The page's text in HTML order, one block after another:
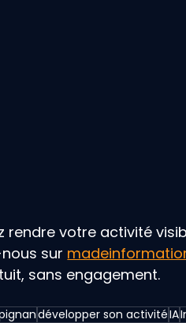
rendre votre activité
sur
sans engagement.
développer son activitéIA